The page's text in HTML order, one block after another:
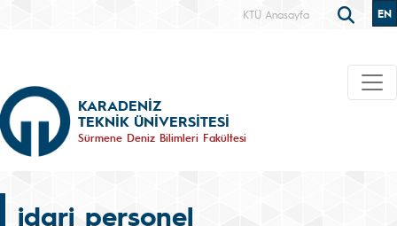
KTÜ Anasayfa EN
KARADENİZ
TEKNİK ÜNİVERSİTESİ
Sürmene Deniz Bilimleri Fakültesi
idari personel